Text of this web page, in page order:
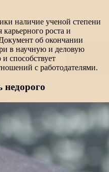
наличие ученой степени
роста и
об окончании
в научную и деловую
и способствует
с работодателями.
недорого